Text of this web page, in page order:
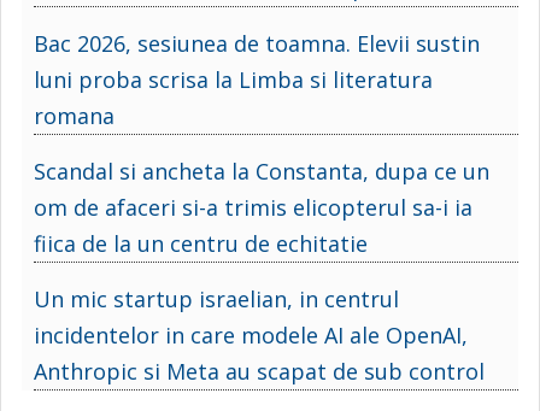
Bac 2026, sesiunea de toamna. Elevii sustin
luni proba scrisa la Limba si literatura
romana
Scandal si ancheta la Constanta, dupa ce un
om de afaceri si-a trimis elicopterul sa-i ia
fiica de la un centru de echitatie
Un mic startup israelian, in centrul
incidentelor in care modele AI ale OpenAI,
Anthropic si Meta au scapat de sub control